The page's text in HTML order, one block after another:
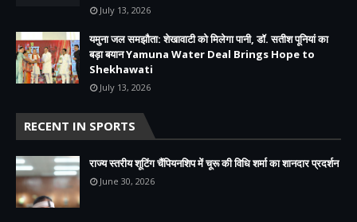
July 13, 2026
यमुना जल समझौता: शेखावाटी को मिलेगा पानी, डॉ. सतीश पूनियां का
बड़ा बयान Yamuna Water Deal Brings Hope to
Shekhawati
July 13, 2026
RECENT IN SPORTS
राज्य स्तरीय शूटिंग चैंपियनशिप में चूरू की विधि शर्मा का शानदार प्रदर्शन
June 30, 2026